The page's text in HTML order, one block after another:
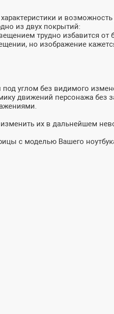
и
из двух покрытий:
трудно избавится от
но изображение
под углом без видимого
движений персонажа без
изменить их в дальнейшем
с моделью Вашего